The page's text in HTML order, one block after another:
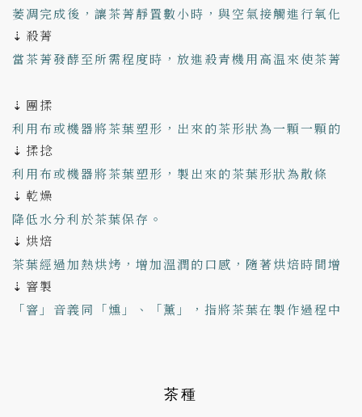
萎凋完成後，讓茶菁靜置數小時，與空氣接觸進行氧化
作用，稱為「發酵」。
⇣ 殺菁
當茶菁發酵至所需程度時，放進殺青機用高温來使茶菁
⇣ 團揉
利用布或機器將茶葉塑形，出來的茶形狀為一顆一顆的
球狀茶，其製法稱之為團揉。
⇣ 揉捻
利用布或機器將茶葉塑形，製出來的茶葉形狀為散條
狀。
⇣ 乾燥
降低水分利於茶葉保存。
⇣ 烘焙
茶葉經過加熱烘烤，增加溫潤的口感，隨著烘焙時間增
加，會帶有蜜香甚至焦香。
⇣ 窨製
「窨」音義同「燻」、「薰」，指將茶葉在製作過程中
茶種